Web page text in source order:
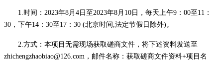
1.时间：2023年8月 4 日至2023年8月 10 日，每天上午9：00至11：
30，下午14：30至17：30 (北京时间,法定节假日除外)。
2.方式：本项目无需现场获取磋商文件，将下述资料发送至
zhichengzhaobiao@126.com，邮件名称：获取磋商文件资料+项目名